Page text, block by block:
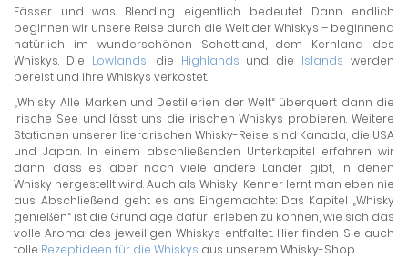
Fässer und was Blending eigentlich bedeutet. Dann endlich
beginnen wir unsere Reise durch die Welt der Whiskys – beginnend
natürlich im wunderschönen Schottland, dem Kernland des
Whiskys. Die Lowlands, die Highlands und die Islands werden
bereist und ihre Whiskys verkostet.
„Whisky. Alle Marken und Destillerien der Welt“ überquert dann die
irische See und lässt uns die irischen Whiskys probieren. Weitere
Stationen unserer literarischen Whisky-Reise sind Kanada, die USA
und Japan. In einem abschließenden Unterkapitel erfahren wir
dann, dass es aber noch viele andere Länder gibt, in denen
Whisky hergestellt wird. Auch als Whisky-Kenner lernt man eben nie
aus. Abschließend geht es ans Eingemachte: Das Kapitel „Whisky
genießen“ ist die Grundlage dafür, erleben zu können, wie sich das
volle Aroma des jeweiligen Whiskys entfaltet. Hier finden Sie auch
tolle Rezeptideen für die Whiskys aus unserem Whisky-Shop.